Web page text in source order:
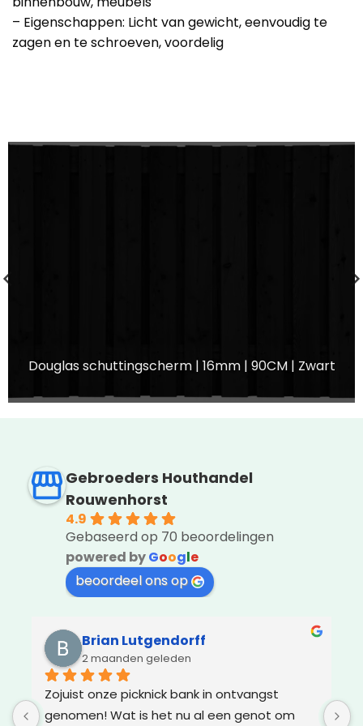
– Eigenschappen: Licht van gewicht, eenvoudig te
zagen en te schroeven, voordelig
Douglas schuttingscherm | 16mm | 90CM | Zwart
Gebroeders Houthandel
Rouwenhorst
4.9
Gebaseerd op 70 beoordelingen
powered byGoogle
beoordeel ons op
Brian Lutgendorff
2 maanden geleden
Zojuist onze picknick bank in ontvangst
genomen! Wat is het nu al een genot om